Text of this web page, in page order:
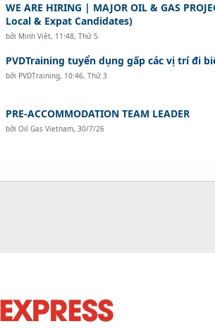
WE ARE HIRING | MAJOR OIL & GAS
Local & Expat Candidates)
bởi Minh Việt, 11:48, Thứ 5
PVDTraining tuyển dụng gấp các vị trí đi
bởi PVDTraining, 10:46, Thứ 3
PRE-ACCOMMODATION TEAM LEADER
bởiOil Gas Vietnam,30/7/26